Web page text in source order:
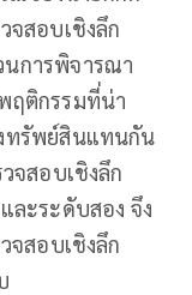
จสอบเชิงลึก
การพิจารณา
ฤติกรรมที่น่า
ทรัพย์สินแทนกัน
จสอบเชิงลึก
ละระดับสอง จึง
จสอบเชิงลึก